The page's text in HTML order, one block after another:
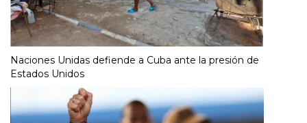
Naciones Unidas defiende a Cuba ante la presión de
Estados Unidos